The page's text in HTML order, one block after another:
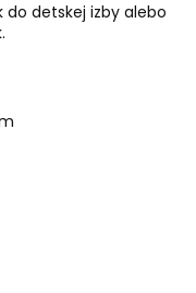
do detskej izby alebo